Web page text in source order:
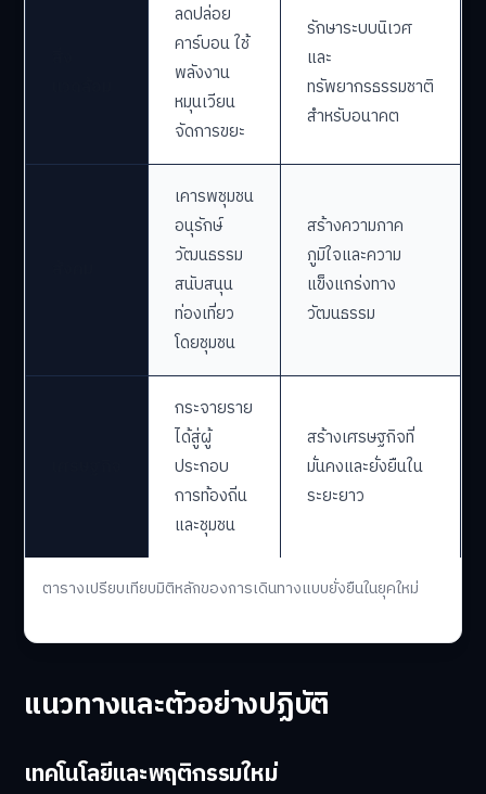
ตารางเปรียบเทียบมิติหลักของการเดินทางแบบยั่งยืนในยุคใหม่
ลดปล่อย
คาร์บอน ใช้
พลังงาน
หมุนเวียน
จัดการขยะ
รักษาระบบนิเวศ
และ
ทรัพยากรธรรมชาติ
สำหรับอนาคต
เคารพชุมชน
อนุรักษ์
วัฒนธรรม
สนับสนุน
ท่องเที่ยว
โดยชุมชน
สร้างความภาค
ภูมิใจและความ
แข็งแกร่งทาง
วัฒนธรรม
กระจายราย
ได้สู่ผู้
ประกอบ
การท้องถิ่น
และชุมชน
สร้างเศรษฐกิจที่
มั่นคงและยั่งยืนใน
ระยะยาว
แนวทางและตัวอย่างปฏิบัติ
เทคโนโลยีและพฤติกรรมใหม่